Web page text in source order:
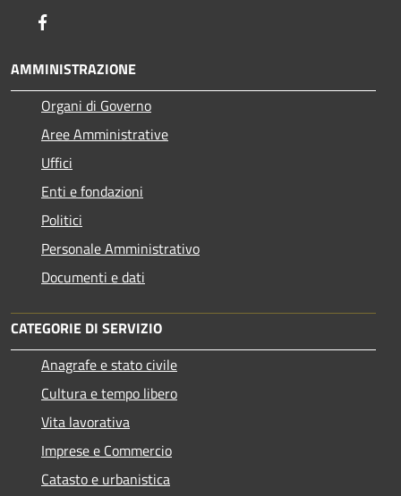
AMMINISTRAZIONE
Organi di Governo
Aree Amministrative
Uffici
Enti e fondazioni
Politici
Personale Amministrativo
Documenti e dati
CATEGORIE DI SERVIZIO
Anagrafe e stato civile
Cultura e tempo libero
Vita lavorativa
Imprese e Commercio
Catasto e urbanistica